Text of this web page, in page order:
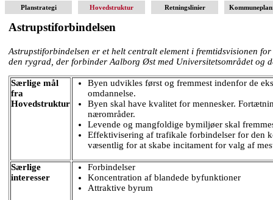
Planstrategi Hovedstruktur Retningslinier
Astrupsti­forbindelsen
Astrupstiforbindelsen er et helt centralt element i fremtidsvisionen
den rygrad, der forbinder Aalborg Øst med Universitetsområdet og
Særlige mål
fra
Hovedstruktur
Byen udvikles først og fremmest indenfor de
omdannelse.
Byen skal have kvalitet for mennesker.
nærområder.
Levende og mangfoldige bymiljøer skal
Effektivisering af trafikale forbindelser for den
væsentlig for at skabe incitament for valg af
Særlige
interesser
Forbindelser
Koncentration af blandede byfunktioner
Attraktive byrum